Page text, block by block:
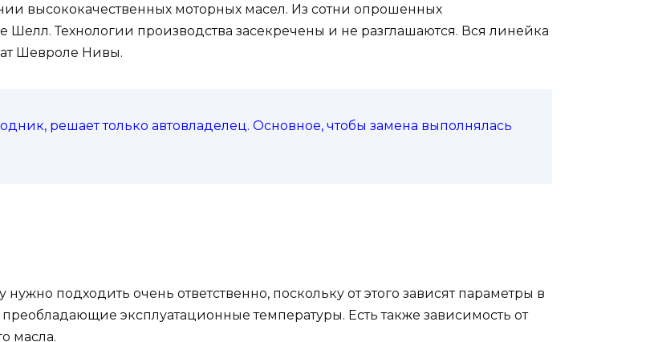
высококачественных моторных масел. Из сотни опрошенных
Шелл. Технологии производства засекречены и не разглашаются. Вся линейка
Шевроле Нивы.
решает только автовладелец. Основное, чтобы замена выполнялась
подходить очень ответственно, поскольку от этого зависят параметры в
эксплуатационные температуры. Есть также зависимость от
масла.